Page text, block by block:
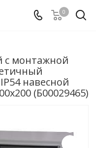
0
с монтажной
навесной
(Б00029465)